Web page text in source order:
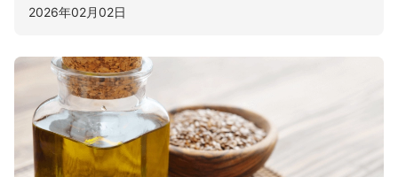
2026年02月02日